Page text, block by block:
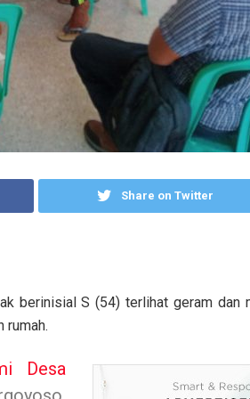
Share on Twitter
berinisial S (54) terlihat geram dan
rumah.
Desa